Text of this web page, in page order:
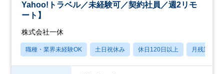
Yahoo!トラベル／未経験可／契約社員／週2リモ
ート】
株式会社一休
職種・業界未経験OK 土日祝休み 休日120日以上 月残業20